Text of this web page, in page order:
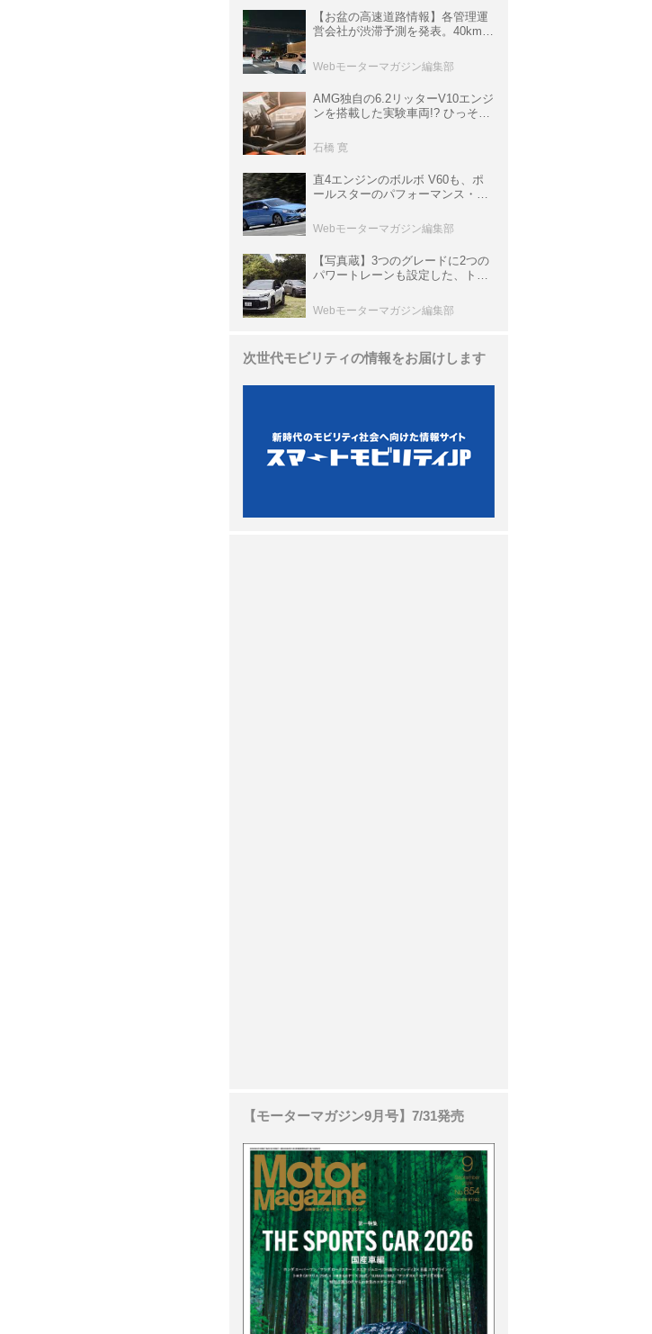
【お盆の高速道路情報】各管理運
営会社が渋滞予測を発表。40km以
数ある
Webモーターマガジン編集部
AMG独自の6.2リッターV10エンジ
ンを搭載した実験車両!? ひっそり
P900 プロトタイプ」とは
石橋 寛
直4エンジンのボルボ V60も、ポ
ールスターのパフォーマンス・パ
と昔の新車】
Webモーターマガジン編集部
【写真蔵】3つのグレードに2つの
パワートレーンも設定した、トヨ
Webモーターマガジン編集部
次世代モビリティの情報をお届けします
【モーターマガジン9月号】7/31発売